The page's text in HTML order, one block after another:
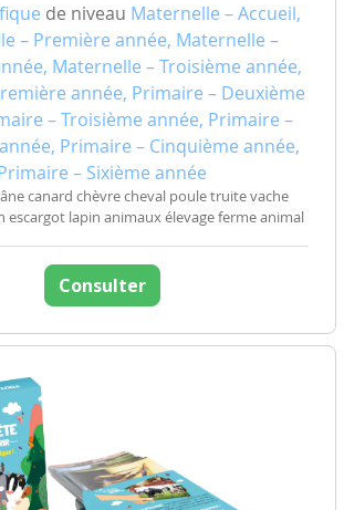
de niveau Maternelle – Accueil,
– Première année, Maternelle –
Maternelle – Troisième année,
année, Primaire – Deuxième
– Troisième année, Primaire –
Primaire – Cinquième année,
– Sixième année
âne canard chèvre cheval poule truite vache
lapin animaux élevage ferme animal
Consulter